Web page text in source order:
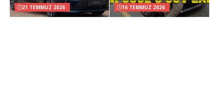
21 TEMMUZ 2026 16 TEMMUZ 2026